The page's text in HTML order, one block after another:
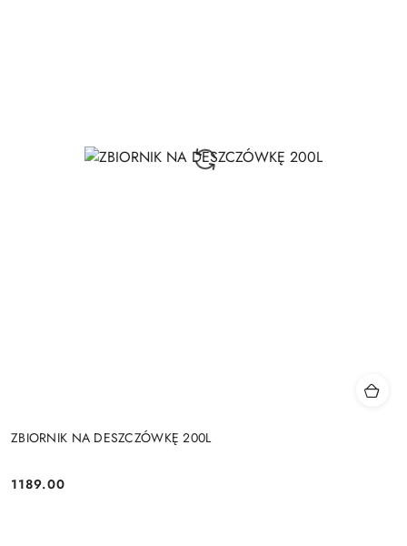
ZBIORNIK NA DESZCZÓWKĘ 200L
Cena:
1189.00